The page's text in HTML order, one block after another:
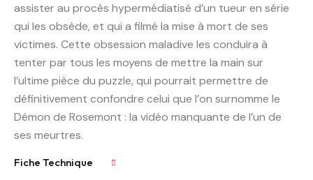
assister au procès hypermédiatisé d’un tueur en série
qui les obsède, et qui a filmé la mise à mort de ses
victimes. Cette obsession maladive les conduira à
tenter par tous les moyens de mettre la main sur
l’ultime pièce du puzzle, qui pourrait permettre de
définitivement confondre celui que l’on surnomme le
Démon de Rosemont : la vidéo manquante de l’un de
ses meurtres.
Fiche Technique